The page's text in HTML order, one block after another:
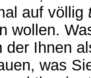
auf völlig
wollen.
der Ihnen
was